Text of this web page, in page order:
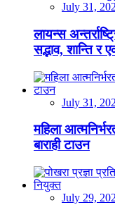
July 31,
लायन्स
सद्भाव, शान्ति
July 31,
महिला
बाराही टाउन
July 29,